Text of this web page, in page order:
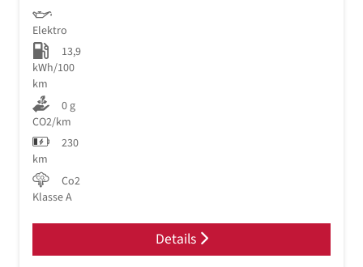
Elektro
13,9
kWh/100
km
0 g
CO2/km
230
km
Co2
Klasse A
Details